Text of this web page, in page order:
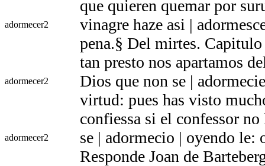
adormecer2
que quieren quemar por
vinagre haze asi |
pena.§ Del mirtes.
adormecer2
tan presto nos apartamos
Dios que non se |
virtud: pues has visto
adormecer2
confiessa si el confessor
se | adormecio | oyendo le:
Responde Joan de